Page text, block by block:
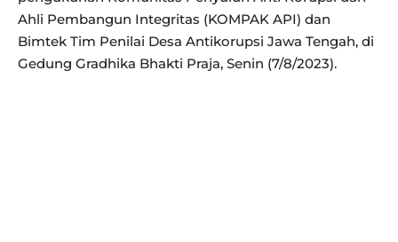
Ahli Pembangun Integritas (KOMPAK API) dan
Bimtek Tim Penilai Desa Antikorupsi Jawa Tengah, di
Gedung Gradhika Bhakti Praja, Senin (7/8/2023).